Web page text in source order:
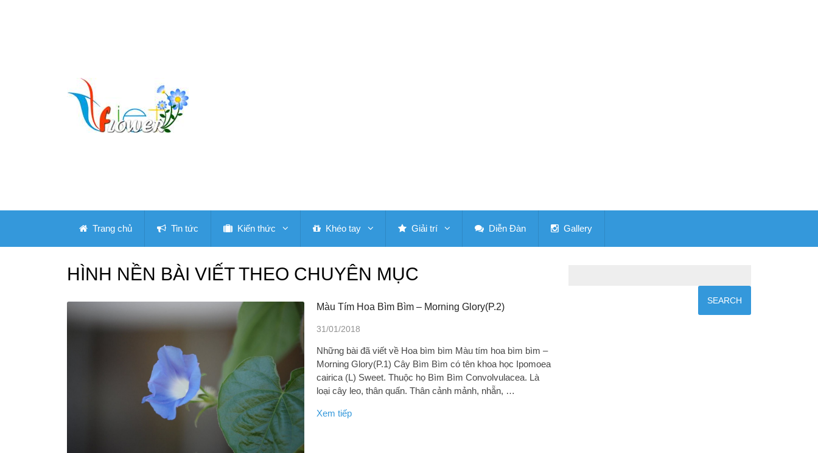
Trang chủ Tin tức Kiến thức Khéo tay Giải trí Diễn Đàn Gallery
HÌNH NỀN BÀI VIẾT THEO CHUYÊN MỤC
Màu Tím Hoa Bìm Bìm – Morning Glory(P.2)
31/01/2018
Những bài đã viết về Hoa bìm bìm Màu tím hoa bìm bìm –
Morning Glory(P.1) Cây Bìm Bìm có tên khoa học Ipomoea
cairica (L) Sweet. Thuộc họ Bìm Bìm Convolvulacea. Là
loại cây leo, thân quấn. Thân cảnh mảnh, nhẵn, …
Xem tiếp